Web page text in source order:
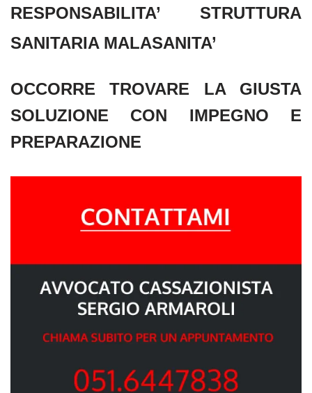
c
e
o
o
k
tt
er
at
s
p
p
ail
RESPONSABILITA’ STRUTTURA
SANITARIA MALASANITA’
OCCORRE TROVARE LA GIUSTA
SOLUZIONE CON IMPEGNO E
PREPARAZIONE